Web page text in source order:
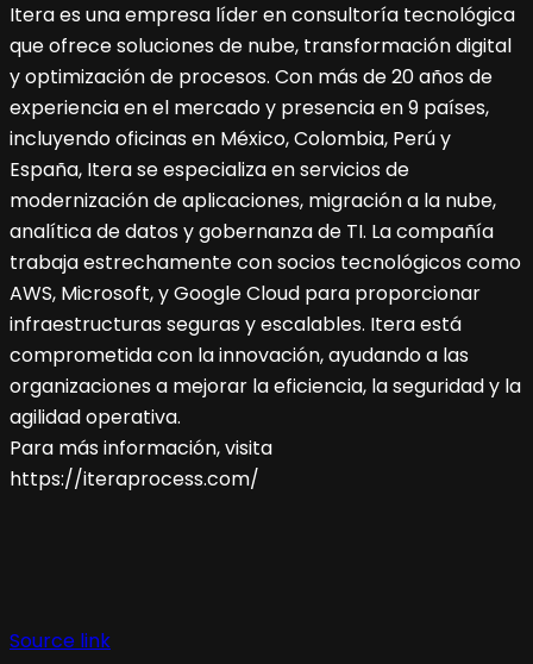
Itera es una empresa líder en consultoría tecnológica
que ofrece soluciones de nube, transformación digital
y optimización de procesos. Con más de 20 años de
experiencia en el mercado y presencia en 9 países,
incluyendo oficinas en México, Colombia, Perú y
España, Itera se especializa en servicios de
modernización de aplicaciones, migración a la nube,
analítica de datos y gobernanza de TI. La compañía
trabaja estrechamente con socios tecnológicos como
AWS, Microsoft, y Google Cloud para proporcionar
infraestructuras seguras y escalables. Itera está
comprometida con la innovación, ayudando a las
organizaciones a mejorar la eficiencia, la seguridad y la
agilidad operativa.
Para más información, visita
https://iteraprocess.com/
de
Source link